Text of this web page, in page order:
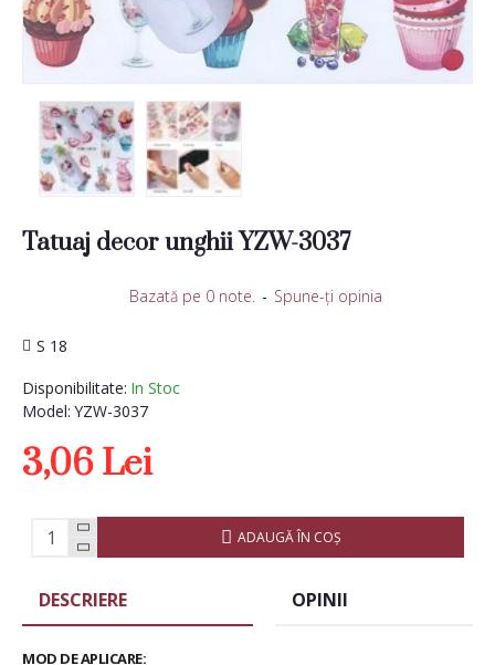
Tatuaj decor unghii YZW-3037
Disponibilitate: In Stoc
Model: YZW-3037
S 18
Bazată pe 0 note. - Spune-ţi opinia
3,06 Lei
ADAUGĂ ÎN COŞ
DESCRIERE OPINII
MOD DE APLICARE: